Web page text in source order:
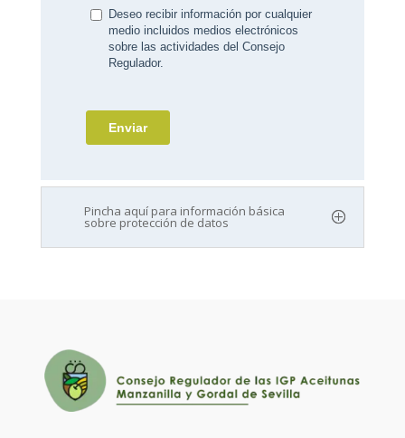
Pincha aquí para información básica
sobre protección de datos